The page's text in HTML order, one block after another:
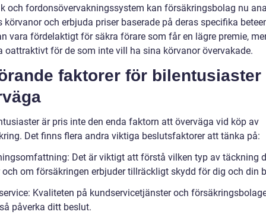
och fordonsövervakningssystem kan försäkringsbolag nu
körvanor och erbjuda priser baserade på deras specifika
vara fördelaktigt för säkra förare som får en lägre premie,
oattraktivt för de som inte vill ha sina körvanor övervakade.
faktorer för bilentusiaster
är pris inte den enda faktorn att överväga vid köp av
Det finns flera andra viktiga beslutsfaktorer att tänka på:
Det är viktigt att förstå vilken typ av täckning
och om försäkringen erbjuder tillräckligt skydd för dig och din
Kvaliteten på kundservicetjänster och
påverka ditt beslut.